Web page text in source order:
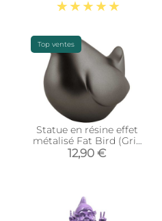
Top ventes
Statue en résine effet
métalisé Fat Bird (Gris
foncé)
12,90 €